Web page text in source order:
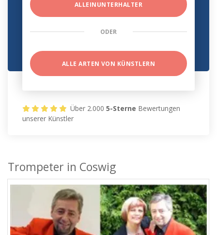
ALLEINUNTERHALTER
ODER
ALLE ARTEN VON KÜNSTLERN
Über 2.0005-Sterne Bewertungen
unserer Künstler
Trompeter in Coswig